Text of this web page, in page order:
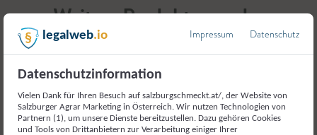
Weitere Produkte aus der
Kategorie
Fleisch und Fleischerzeugnisse
legalweb.io Impressum Datenschutz
Datenschutzinformation
Vielen Dank für Ihren Besuch auf salzburgschmeckt.at/, der Website von
Salzburger Agrar Marketing in Österreich. Wir nutzen Technologien von
Partnern (1), um unsere Dienste bereitzustellen. Dazu gehören Cookies
und Tools von Drittanbietern zur Verarbeitung einiger Ihrer